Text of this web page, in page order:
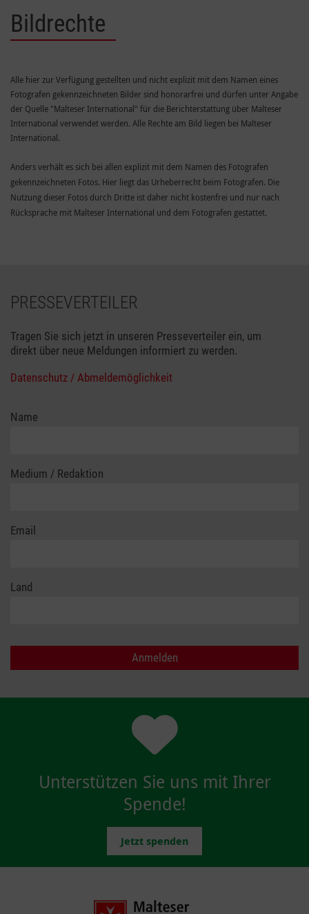
Bildrechte
Alle hier zur Verfügung gestellten und nicht explizit mit dem Namen eines
Fotografen gekennzeichneten Bilder sind honorarfrei und dürfen unter Angabe
der Quelle "Malteser International" für die Berichterstattung über Malteser
International verwendet werden. Alle Rechte am Bild liegen bei Malteser
International.
Anders verhält es sich bei allen explizit mit dem Namen des Fotografen
gekennzeichneten Fotos. Hier liegt das Urheberrecht beim Fotografen. Die
Nutzung dieser Fotos durch Dritte ist daher nicht kostenfrei und nur nach
Rücksprache mit Malteser International und dem Fotografen gestattet.
PRESSEVERTEILER
Tragen Sie sich jetzt in unseren Presseverteiler ein, um
direkt über neue Meldungen informiert zu werden.
Datenschutz / Abmeldemöglichkeit
Name
Medium / Redaktion
Email
Land
Unterstützen Sie uns mit Ihrer
Spende!
Jetzt spenden